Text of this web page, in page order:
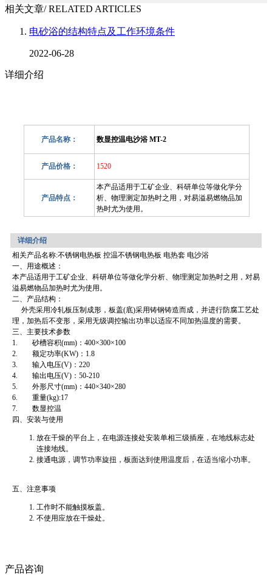
相关文章/ RELATED ARTICLES
电砂浴的结构特点及工作环境条件
2022-06-28
详细介绍
产品名称： 数显控温电沙浴 MT-2
产品价格： 1520
产品特点：
本产品适用于工矿企业、科研单位等做化学分
析、物理测定加热时之用，对易溢易燃物品加
热时尤为使用。
详细介绍
相关产品名称:不锈钢电热板 控温不锈钢电热板 电热套 电沙浴
一、用途概述：
本产品适用于工矿企业、科研单位等做化学分析、物理测定加热时之用，对易
溢易燃物品加热时尤为使用。
二、产品结构：
外壳采用冷轧板压制成形，板盖(底)采用铸钢铸造而成，并进行防腐工艺处
理，加热后不变形，采用无级调控输出功率以适应不同加热温度的需要。
三、主要技术参数
1. 砂槽容积(mm)：400×300×100
2. 额定功率(KW)：1.8
3. 输入电压(V)：220
4. 输出电压(V)：50-210
5. 外形尺寸(mm)：440×340×280
6. 重量(kg):17
7. 数显控温
四、安装与使用
放在干燥的平台上，在电源连接处安装单相三级插座，在地线标志处
连接地线。
接通电源，调节功率旋扭，板面达到使用温度后，在适当缩小功率。
五、注意事项
工作时不能触摸板盖。
不使用应放在干燥处。
产品咨询